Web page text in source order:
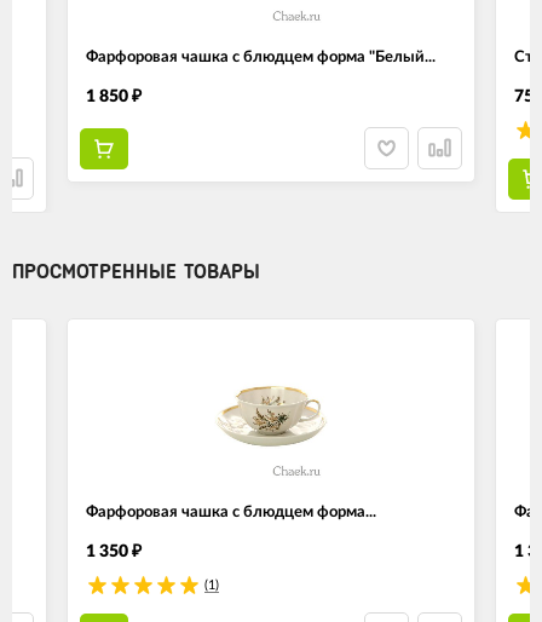
Фарфоровая чашка с блюдцем форма "Белый...
1 850 ₽
ПРОСМОТРЕННЫЕ ТОВАРЫ
Фарфоровая чашка с блюдцем форма...
1 350 ₽
(1)
1